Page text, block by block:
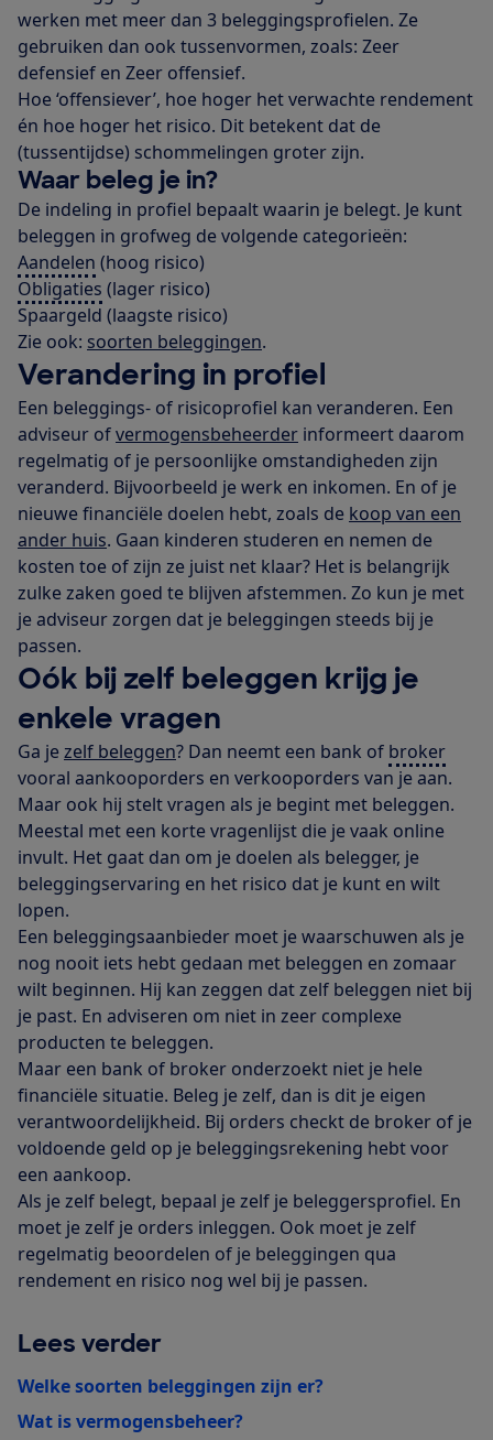
werken met meer dan 3 beleggingsprofielen. Ze
gebruiken dan ook tussenvormen, zoals: Zeer
defensief en Zeer offensief.
Hoe ‘offensiever’, hoe hoger het verwachte rendement
én hoe hoger het risico. Dit betekent dat de
(tussentijdse) schommelingen groter zijn.
Waar beleg je in?
De indeling in profiel bepaalt waarin je belegt. Je kunt
beleggen in grofweg de volgende categorieën:
Aandelen (hoog risico)
Obligaties (lager risico)
Spaargeld (laagste risico)
Zie ook: soorten beleggingen.
Verandering in profiel
Een beleggings- of risicoprofiel kan veranderen. Een
adviseur ofvermogensbeheerder informeert daarom
regelmatig of je persoonlijke omstandigheden zijn
veranderd. Bijvoorbeeld je werk en inkomen. En of je
nieuwe financiële doelen hebt, zoals de koop van een
ander huis. Gaan kinderen studeren en nemen de
kosten toe of zijn ze juist net klaar? Het is belangrijk
zulke zaken goed te blijven afstemmen. Zo kun je met
je adviseur zorgen dat je beleggingen steeds bij je
passen.
Oók bij zelf beleggen krijg je
enkele vragen
Ga jezelf beleggen? Dan neemt een bank of broker
vooral aankooporders en verkooporders van je aan.
Maar ook hij stelt vragen als je begint met beleggen.
Meestal met een korte vragenlijst die je vaak online
invult. Het gaat dan om je doelen als belegger, je
beleggingservaring en het risico dat je kunt en wilt
lopen.
Een beleggingsaanbieder moet je waarschuwen als je
nog nooit iets hebt gedaan met beleggen en zomaar
wilt beginnen. Hij kan zeggen dat zelf beleggen niet bij
je past. En adviseren om niet in zeer complexe
producten te beleggen.
Maar een bank of broker onderzoekt niet je hele
financiële situatie. Beleg je zelf, dan is dit je eigen
verantwoordelijkheid. Bij orders checkt de broker of je
voldoende geld op je beleggingsrekening hebt voor
een aankoop.
Als je zelf belegt, bepaal je zelf je beleggersprofiel. En
moet je zelf je orders inleggen. Ook moet je zelf
regelmatig beoordelen of je beleggingen qua
rendement en risico nog wel bij je passen.
Lees verder
Welke soorten beleggingen zijn er?
Wat is vermogensbeheer?